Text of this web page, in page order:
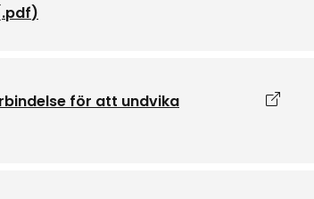
pdf)
för att undvika